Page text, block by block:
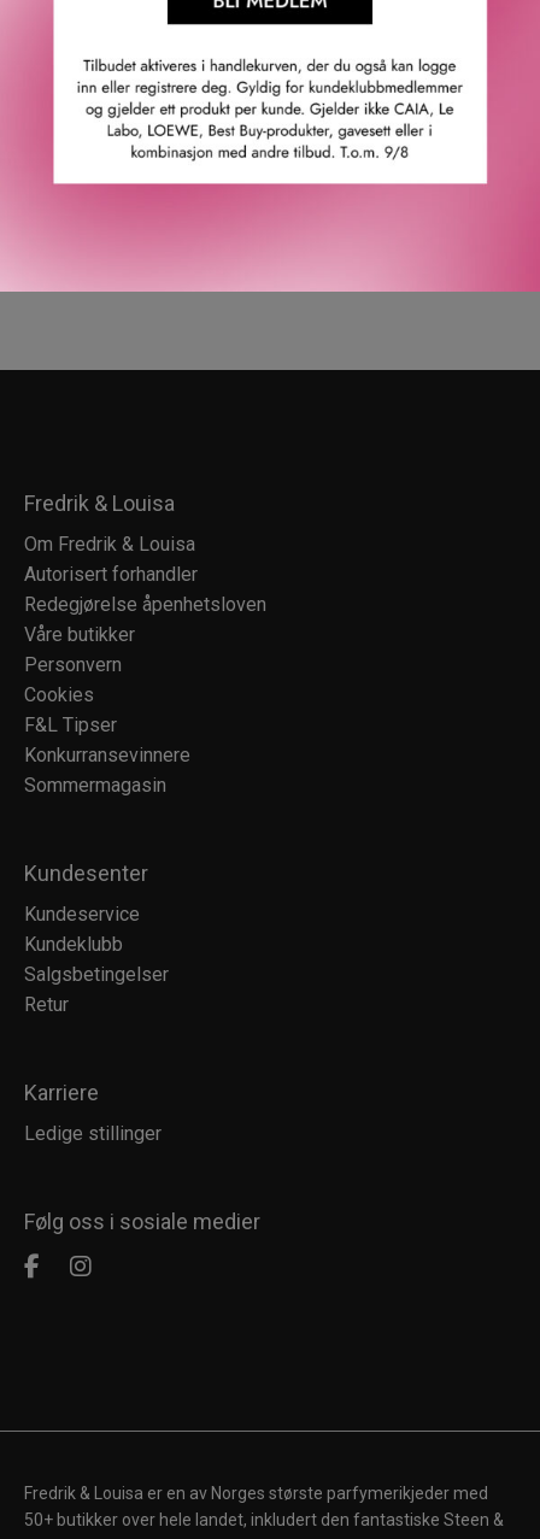
Fredrik & Louisa
Om Fredrik & Louisa
Autorisert forhandler
Redegjørelse åpenhetsloven
Våre butikker
Personvern
Cookies
F&L Tipser
Konkurransevinnere
Sommermagasin
Kundesenter
Kundeservice
Kundeklubb
Salgsbetingelser
Retur
Karriere
Ledige stillinger
Følg oss i sosiale medier
Fredrik & Louisa er en av Norges største parfymerikjeder med
50+ butikker over hele landet, inkludert den fantastiske Steen &